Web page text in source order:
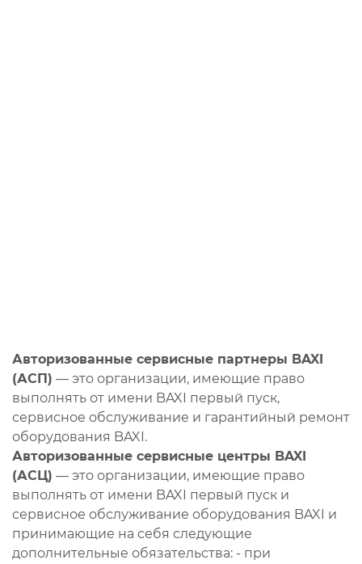
Авторизованные сервисные партнеры BAXI
(АСП) — это организации, имеющие право
выполнять от имени BAXI первый пуск,
сервисное обслуживание и гарантийный ремонт
оборудования BAXI.
Авторизованные сервисные центры BAXI
(АСЦ) — это организации, имеющие право
выполнять от имени BAXI первый пуск и
сервисное обслуживание оборудования BAXI и
принимающие на себя следующие
дополнительные обязательства: - при